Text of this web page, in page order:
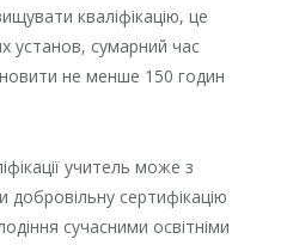
кваліфікацію, це
установ, сумарний час
не менше 150 годин
учитель може з
добровільну сертифікацію
сучасними освітніми